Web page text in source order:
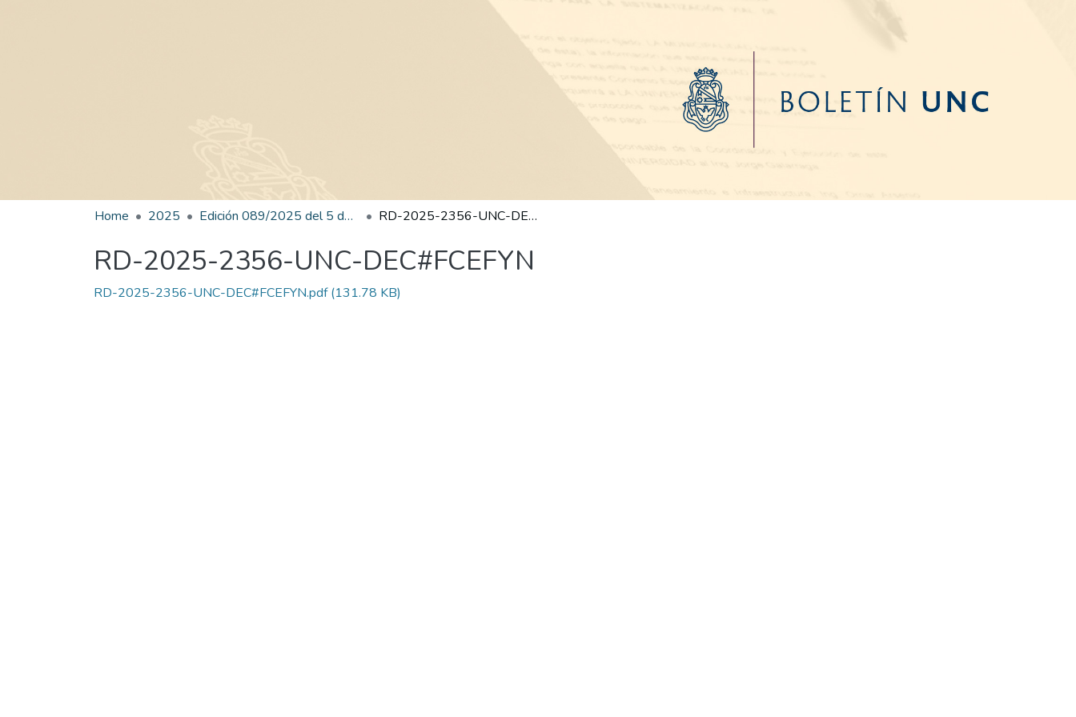
Home 2025 Edición 089/2025 del 5 de noviembre de 2025 RD-2025-2356-UNC-DEC#FCEFYN
RD-2025-2356-UNC-DEC#FCEFYN
RD-2025-2356-UNC-DEC#FCEFYN.pdf(131.78 KB)